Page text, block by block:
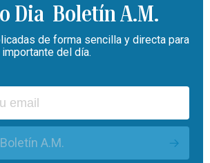
Boletín A.M.
de forma sencilla y directa para
del día.
A.M.